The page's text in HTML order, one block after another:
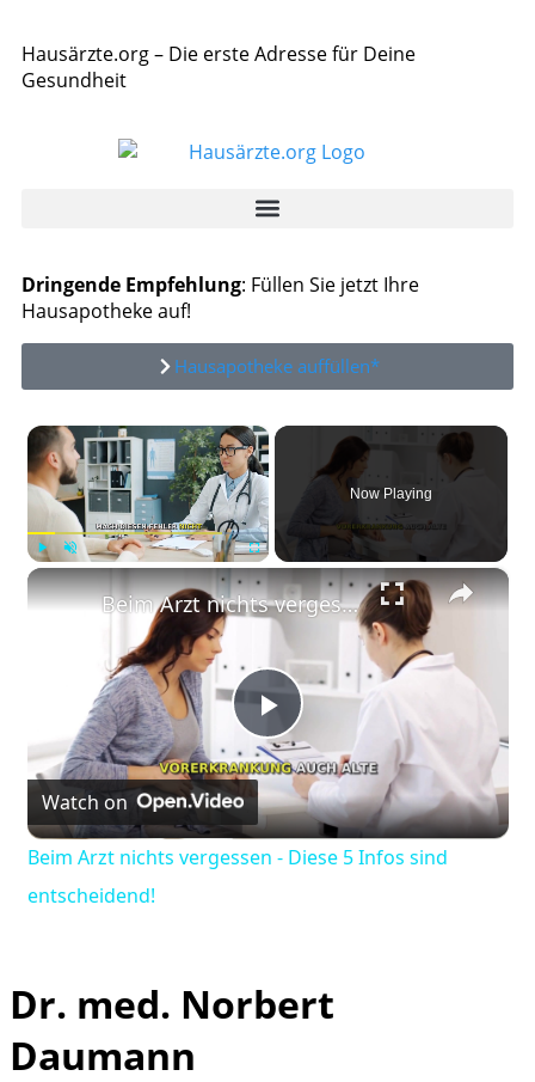
Hausärzte.org – Die erste Adresse für Deine
Gesundheit
Dringende Empfehlung: Füllen Sie jetzt Ihre
Hausapotheke auf!
Hausapotheke auffüllen*
×
Now Playing
×
Play
Video
Beim Arzt nichts vergessen - Diese 5 Infos sind entscheidend!
Watch on
Beim Arzt nichts vergessen - Diese 5 Infos sind
entscheidend!
Dr. med. Norbert
Daumann